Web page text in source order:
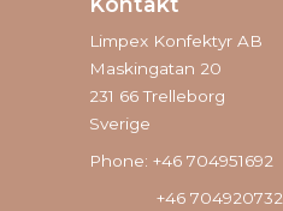
Limpex Konfektyr AB
Maskingatan 20
231 66 Trelleborg
Sverige
Phone: +46 704951692
+46 704920732